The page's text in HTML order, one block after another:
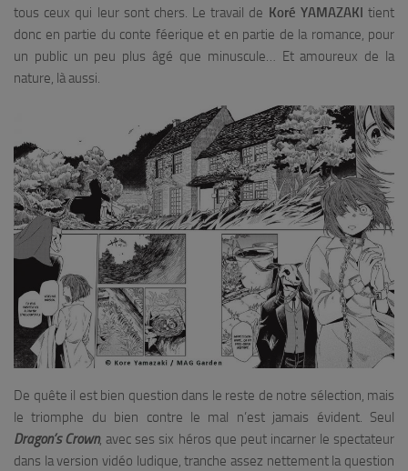
tous ceux qui leur sont chers. Le travail de Koré YAMAZAKI tient
donc en partie du conte féerique et en partie de la romance, pour
un public un peu plus âgé que minuscule… Et amoureux de la
nature, là aussi.
De quête il est bien question dans le reste de notre sélection, mais
le triomphe du bien contre le mal n’est jamais évident. Seul
Dragon’s Crown, avec ses six héros que peut incarner le spectateur
dans la version vidéo ludique, tranche assez nettement la question